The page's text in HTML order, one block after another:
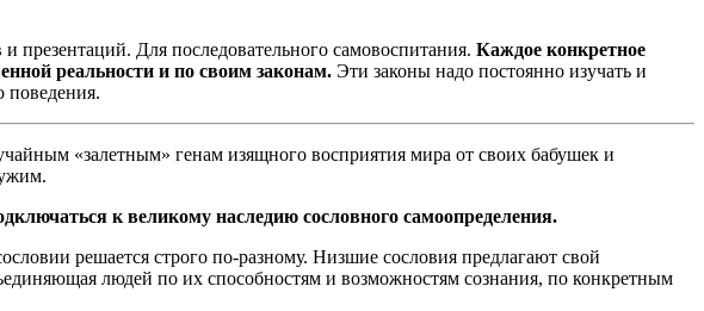
презентаций. Для последовательного самовоспитания. Каждое конкретное
реальности и по своим законам. Эти законы надо постоянно изучать и
поведения.
«залетным» генам изящного восприятия мира от своих бабушек и
к великому наследию сословного самоопределения.
решается строго по-разному. Низшие сословия предлагают свой
людей по их способностям и возможностям сознания, по конкретным